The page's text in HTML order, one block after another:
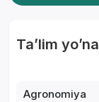
Ta’lim
Agronomiya